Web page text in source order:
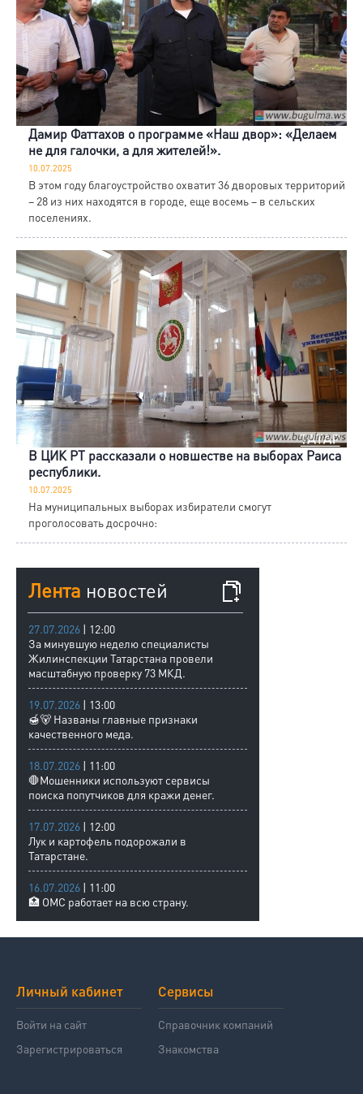
Дамир Фаттахов о программе «Наш двор»: «Делаем
не для галочки, а для жителей!».
10.07.2025
В этом году благоустройство охватит 36 дворовых территорий
– 28 из них находятся в городе, еще восемь – в сельских
поселениях.
В ЦИК РТ рассказали о новшестве на выборах Раиса
республики.
10.07.2025
На муниципальных выборах избиратели смогут
проголосовать досрочно:
Лента новостей
27.07.2026 | 12:00
За минувшую неделю специалисты
Жилинспекции Татарстана провели
масштабную проверку 73 МКД.
19.07.2026 | 13:00
🍯🐻 Названы главные признаки
качественного меда.
18.07.2026 | 11:00
🛑Мошенники используют сервисы
поиска попутчиков для кражи денег.
17.07.2026 | 12:00
Лук и картофель подорожали в
Татарстане.
16.07.2026 | 11:00
🏥 ОМС работает на всю страну.
Личный кабинет
Войти на сайт
Зарегистрироваться
Сервисы
Справочник компаний
Знакомства